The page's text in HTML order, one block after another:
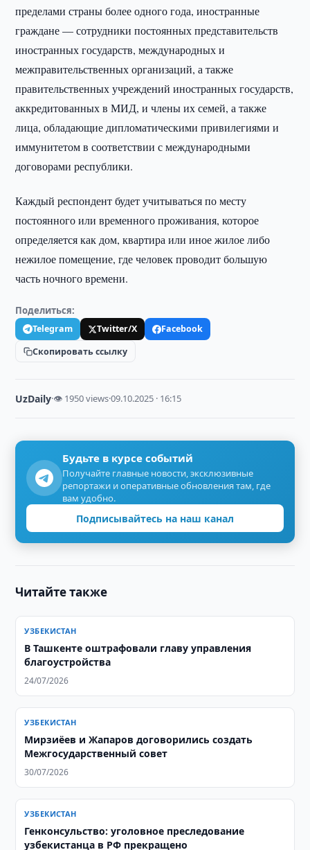
пределами страны более одного года, иностранные
граждане — сотрудники постоянных представительств
иностранных государств, международных и
межправительственных организаций, а также
правительственных учреждений иностранных государств,
аккредитованных в МИД, и члены их семей, а также
лица, обладающие дипломатическими привилегиями и
иммунитетом в соответствии с международными
договорами республики.
Каждый респондент будет учитываться по месту
постоянного или временного проживания, которое
определяется как дом, квартира или иное жилое либо
нежилое помещение, где человек проводит большую
часть ночного времени.
Поделиться:
Telegram Twitter/X
Facebook
Скопировать ссылку
UzDaily·👁 1950 views·09.10.2025 · 16:15
Будьте в курсе событий
Получайте главные новости, эксклюзивные
репортажи и оперативные обновления там, где
вам удобно.
Подписывайтесь на наш канал
Читайте также
УЗБЕКИСТАН
В Ташкенте оштрафовали главу управления
благоустройства
24/07/2026
УЗБЕКИСТАН
Мирзиёев и Жапаров договорились создать
Межгосударственный совет
30/07/2026
УЗБЕКИСТАН
Генконсульство: уголовное преследование
узбекистанца в РФ прекращено